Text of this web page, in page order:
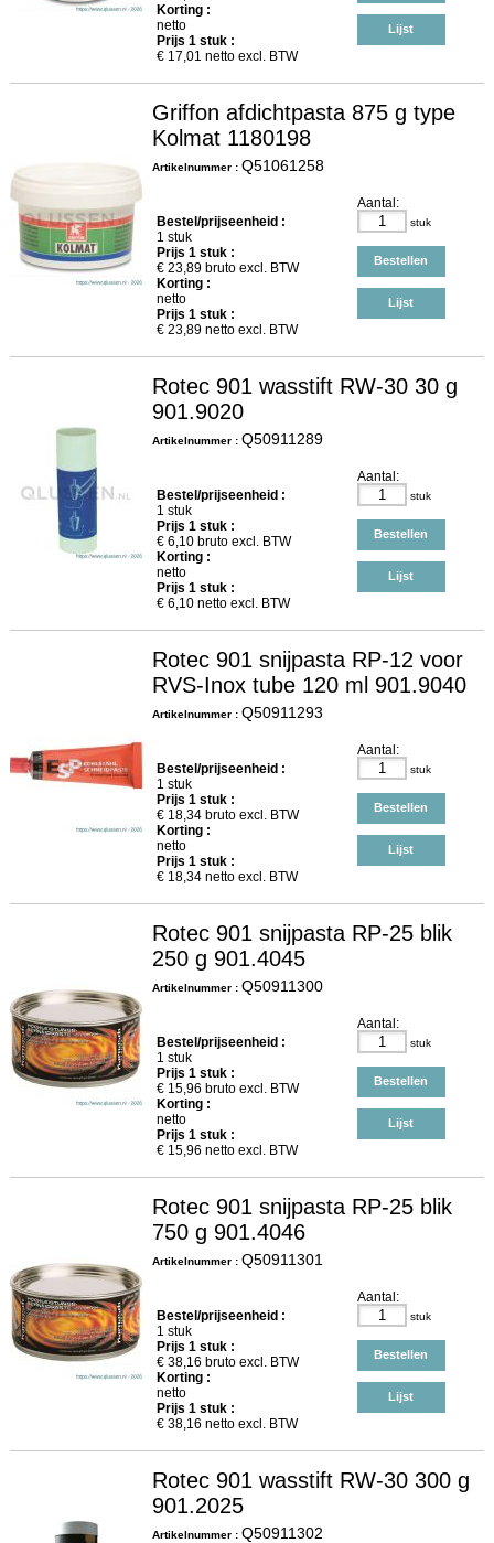
Korting :
netto
Prijs 1stuk :
€ 17,01 netto excl. BTW
Lijst
Griffon afdichtpasta 875 g type
Kolmat 1180198
Artikelnummer : Q51061258
Bestel/prijseenheid :
1 stuk
Prijs 1stuk :
€ 23,89bruto excl. BTW
Korting :
netto
Prijs 1stuk :
€ 23,89netto excl. BTW
Aantal:
stuk
Bestellen
Lijst
Rotec 901 wasstift RW-30 30 g
901.9020
Artikelnummer : Q50911289
Bestel/prijseenheid :
1 stuk
Prijs 1stuk :
€ 6,10bruto excl. BTW
Korting :
netto
Prijs 1stuk :
€ 6,10netto excl. BTW
Aantal:
stuk
Bestellen
Lijst
Rotec 901 snijpasta RP-12 voor
RVS-Inox tube 120 ml 901.9040
Artikelnummer : Q50911293
Bestel/prijseenheid :
1 stuk
Prijs 1stuk :
€ 18,34bruto excl. BTW
Korting :
netto
Prijs 1stuk :
€ 18,34netto excl. BTW
Aantal:
stuk
Bestellen
Lijst
Rotec 901 snijpasta RP-25 blik
250 g 901.4045
Artikelnummer : Q50911300
Bestel/prijseenheid :
1 stuk
Prijs 1stuk :
€ 15,96 bruto excl. BTW
Korting :
netto
Prijs 1stuk :
€ 15,96 netto excl. BTW
Aantal:
stuk
Bestellen
Lijst
Rotec 901 snijpasta RP-25 blik
750 g 901.4046
Artikelnummer : Q50911301
Bestel/prijseenheid :
1 stuk
Prijs 1stuk :
€ 38,16 bruto excl. BTW
Korting :
netto
Prijs 1stuk :
€ 38,16 netto excl. BTW
Aantal:
stuk
Bestellen
Lijst
Rotec 901 wasstift RW-30 300 g
901.2025
Artikelnummer : Q50911302